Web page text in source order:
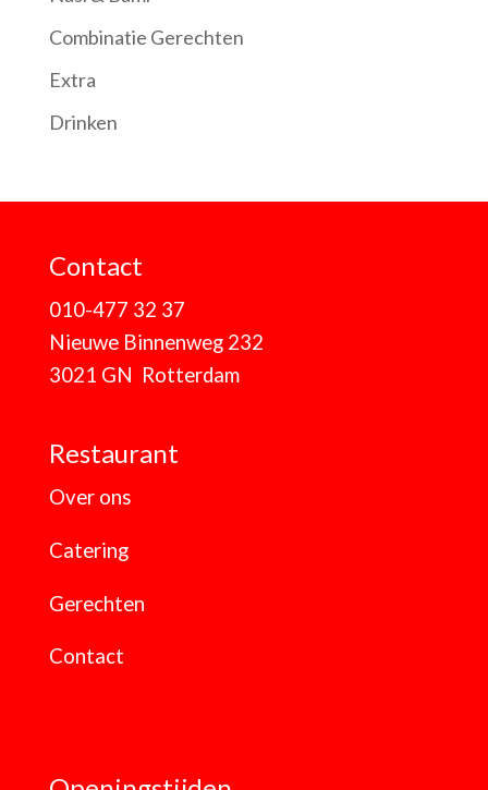
Combinatie Gerechten
Extra
Drinken
Contact
010-477 32 37
Nieuwe Binnenweg 232
3021 GN Rotterdam
Restaurant
Over ons
Catering
Gerechten
Contact